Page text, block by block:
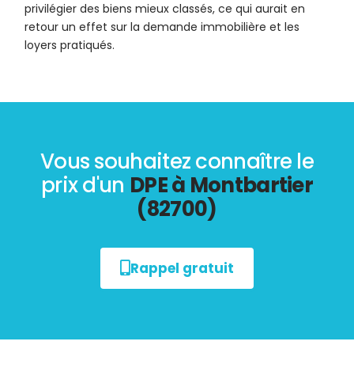
privilégier des biens mieux classés, ce qui aurait en
retour un effet sur la demande immobilière et les
loyers pratiqués.
Vous souhaitez connaître le
prix d'un DPE à Montbartier
(82700)
Rappel gratuit